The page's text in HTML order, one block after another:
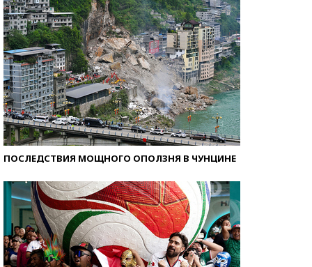
ПОСЛЕДСТВИЯ МОЩНОГО ОПОЛЗНЯ В ЧУНЦИНЕ